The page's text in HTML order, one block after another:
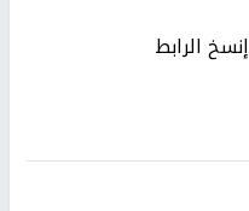
إنسخ الرابط